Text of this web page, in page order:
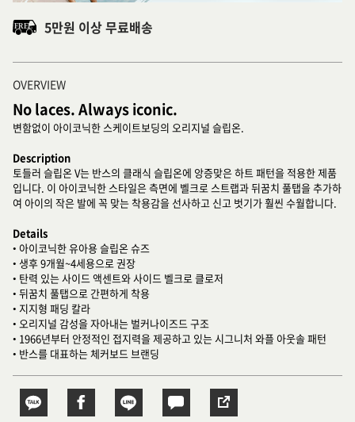
5만원 이상 무료배송
OVERVIEW
No laces. Always iconic.
변함없이 아이코닉한 스케이트보딩의 오리지널 슬립온.
Description
토들러 슬립온 V는 반스의 클래식 슬립온에 앙증맞은 하트 패턴을 적용한 제품
입니다. 이 아이코닉한 스타일은 측면에 벨크로 스트랩과 뒤꿈치 풀탭을 추가하
여 아이의 작은 발에 꼭 맞는 착용감을 선사하고 신고 벗기가 훨씬 수월합니다.
Details
• 아이코닉한 유아용 슬립온 슈즈
• 생후 9개월~4세용으로 권장
• 탄력 있는 사이드 액센트와 사이드 벨크로 클로저
• 뒤꿈치 풀탭으로 간편하게 착용
• 지지형 패딩 칼라
• 오리지널 감성을 자아내는 벌커나이즈드 구조
• 1966년부터 안정적인 접지력을 제공하고 있는 시그니처 와플 아웃솔 패턴
• 반스를 대표하는 체커보드 브랜딩